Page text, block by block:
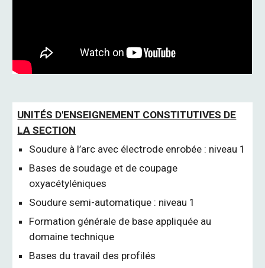
UNITÉS D'ENSEIGNEMENT CONSTITUTIVES DE
LA SECTION
Soudure à l’arc avec électrode enrobée : niveau 1
Bases de soudage et de coupage
oxyacétyléniques
Soudure semi-automatique : niveau 1
Formation générale de base appliquée au
domaine technique
Bases du travail des profilés